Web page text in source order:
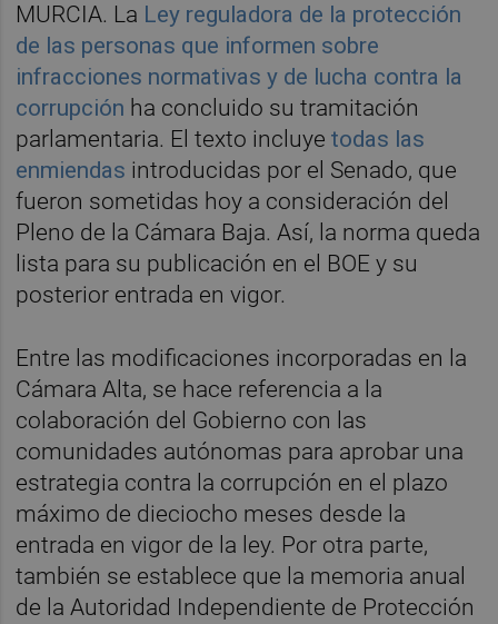
MURCIA. La Ley reguladora de la protección
de las personas que informen sobre
infracciones normativas y de lucha contra la
corrupción ha concluido su tramitación
parlamentaria. El texto incluyetodas las
enmiendas introducidas por el Senado, que
fueron sometidas hoy a consideración del
Pleno de la Cámara Baja. Así, la norma queda
lista para su publicación en el BOE y su
posterior entrada en vigor.
Entre las modificaciones incorporadas en la
Cámara Alta, se hace referencia a la
colaboración del Gobierno con las
comunidades autónomas para aprobar una
estrategia contra la corrupción en el plazo
máximo de dieciocho meses desde la
entrada en vigor de la ley. Por otra parte,
también se establece que la memoria anual
de la Autoridad Independiente de Protección